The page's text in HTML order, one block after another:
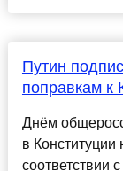
Путин
поправкам к
Днём
в Конституции
соответствии